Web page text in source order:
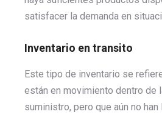
satisfacer la demanda en
Inventario en transito
Este tipo de inventario se
están en movimiento dentro de
suministro, pero que aún no